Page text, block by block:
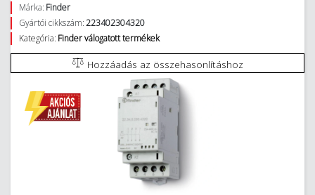
Márka: Finder
Gyártói cikkszám:223402304320
Kategória: Finder válogatott termékek
Hozzáadás az összehasonlításhoz